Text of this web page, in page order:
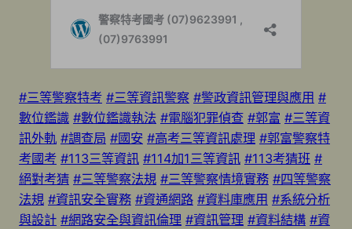
#三等警察特考 #三等資訊警察 #警政資訊管理與應用 #
數位鑑識 #數位鑑識執法 #電腦犯罪偵查 #郭富 #三等資
訊外軌 #調查局 #國安 #高考三等資訊處理 #郭富警察特
考國考 #113三等資訊 #114加1三等資訊 #113考猜班 #
絕對考猜 #三等警察法規 #三等警察情境實務 #四等警察
法規 #資訊安全實務 #資通網路 #資料庫應用 #系統分析
與設計 #網路安全與資訊倫理 #資訊管理 #資料結構 #資